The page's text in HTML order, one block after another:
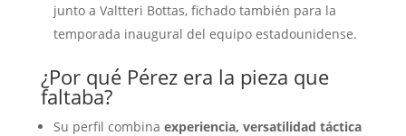
junto a Valtteri Bottas, fichado también para la
temporada inaugural del equipo estadounidense.
¿Por qué Pérez era la pieza que
faltaba?
Su perfil combina experiencia, versatilidad táctica